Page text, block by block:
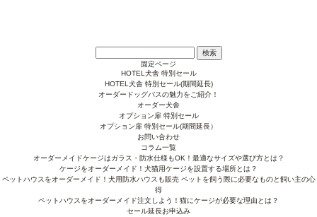
索:
固定ページ
HOTEL犬舎 特別セール
HOTEL犬舎 特別セール(期間延長)
オーダードッグバスの魅力をご紹介！
オーダー犬舎
オプション扉 特別セール
オプション扉 特別セール(期間延長）
お問い合わせ
コラム一覧
オーダーメイドケージはガラス・防水仕様もOK！最適なサイズや選び方とは？
ケージをオーダーメイド！犬猫用ケージを設置する場所とは？
ペットハウスをオーダーメイド！犬用防水ハウスも販売 ペットを飼う際に必要なものと飼い主の心
得
ペットハウスをオーダーメイド注文しよう！猫にケージが必要な理由とは？
セール延長お申込み